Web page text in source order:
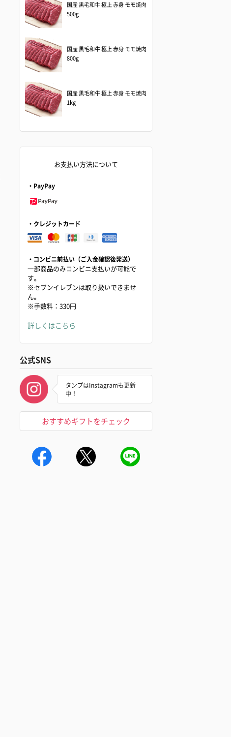
国産 黒毛和牛 極上 赤身 モモ焼肉
500g
国産 黒毛和牛 極上 赤身 モモ焼肉
800g
国産 黒毛和牛 極上 赤身 モモ焼肉
1kg
お支払い方法について
・PayPay
・クレジットカード
・コンビニ前払い（ご入金確認後発送）
一部商品のみコンビニ支払いが可能で
す。
※セブンイレブンは取り扱いできませ
ん。
※手数料：330円
詳しくはこちら
公式SNS
タンプはInstagramも更新
中！
おすすめギフトをチェック